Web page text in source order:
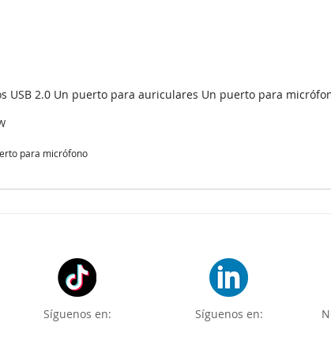
USB 2.0 Un puerto para auriculares Un puerto para
para micrófono
Síguenos en: Síguenos en: